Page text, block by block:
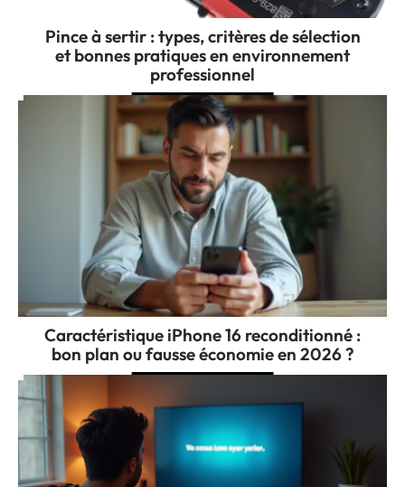
Pince à sertir : types, critères de sélection
et bonnes pratiques en environnement
professionnel
Caractéristique iPhone 16 reconditionné :
bon plan ou fausse économie en 2026 ?